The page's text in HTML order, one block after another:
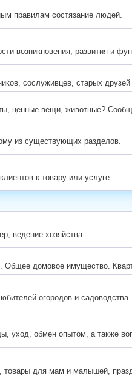
правилам состязание людей.
возникновения, развития и
сослуживцев, старых
ценные вещи, животные?
из существующих разделов.
к товару или услуге.
ведение хозяйства.
Общее домовое имущество.
огородов и садоводства.
уход, обмен опытом, а также
товары для мам и малышей,